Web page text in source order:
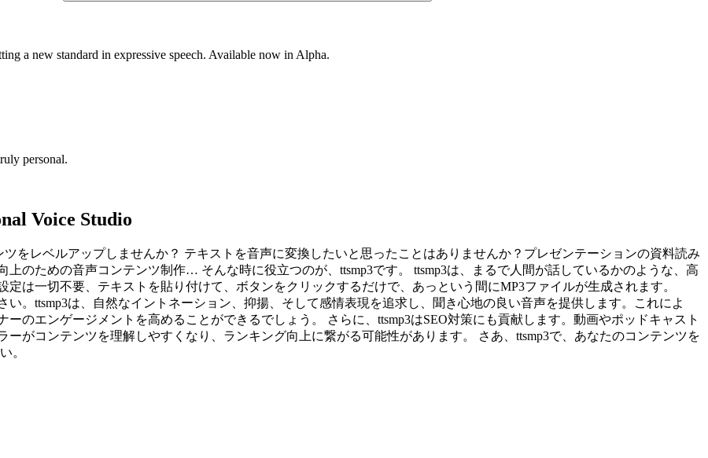
a new standard in expressive speech. Available now in Alpha.
personal.
Voice Studio
をレベルアップしませんか？ テキストを音声に変換したいと思ったことはありませんか？プレゼンテーションの資料読み
上のための音声コンテンツ制作… そんな時に役立つのが、ttsmp3です。 ttsmp3は、まるで人間が話しているかのような、高
は一切不要、テキストを貼り付けて、ボタンをクリックするだけで、あっという間にMP3ファイルが生成されます。
。ttsmp3は、自然なイントネーション、抑揚、そして感情表現を追求し、聞き心地の良い音声を提供します。これによ
のエンゲージメントを高めることができるでしょう。 さらに、ttsmp3はSEO対策にも貢献します。動画やポッドキャスト
がコンテンツを理解しやすくなり、ランキング向上に繋がる可能性があります。 さあ、ttsmp3で、あなたのコンテンツを
。